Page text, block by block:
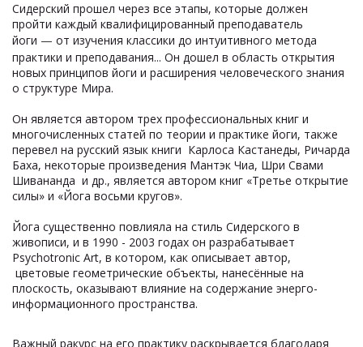
Сидерский прошел через все этапы, которые должен
пройти каждый квалифицированный преподаватель
йоги — от изучения классики до интуитивного метода
практики и преподавания... Он дошел в область открытия
новых принципов йоги и расширения человеческого знания
о структуре Мира.
Он является автором трех профессиональных книг и
многочисленных статей по теории и практике йоги, также
перевел на русский язык книги Карлоса Кастанеды, Ричарда
Баха, некоторые произведения Мантэк Чиа, Шри Свами
Шивананда и др., является автором книг «Третье открытие
силы» и «Йога восьми кругов».
Йога существенно повлияла на стиль Сидерского в
живописи, и в 1990 - 2003 годах он разрабатывает
Psychotronic Art, в котором, как описывает автор,
цветовые геометрические объекты, нанесённые на
плоскость, оказывают влияние на содержание энерго-
информационного пространства.
Важный ракурс на его практику раскрывается благодаря